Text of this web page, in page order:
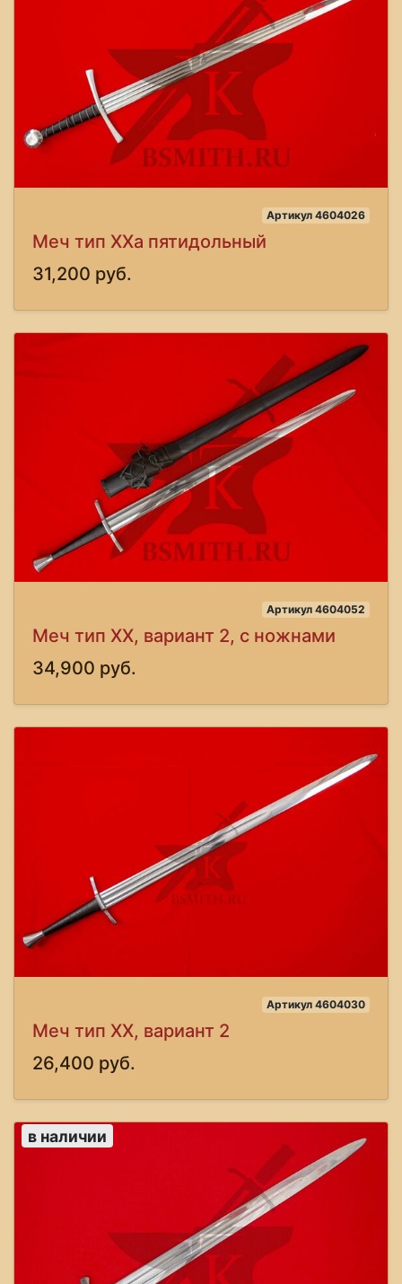
Артикул 4604026
Меч тип XXa пятидольный
31,200 руб.
Артикул 4604052
Меч тип XX, вариант 2, с ножнами
34,900 руб.
Артикул 4604030
Меч тип XX, вариант 2
26,400 руб.
в наличии